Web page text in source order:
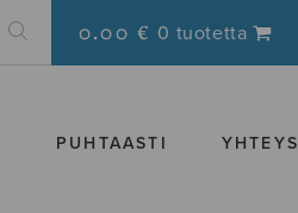
0.00 € 0 tuotetta
PUHTAASTI YHTEYS